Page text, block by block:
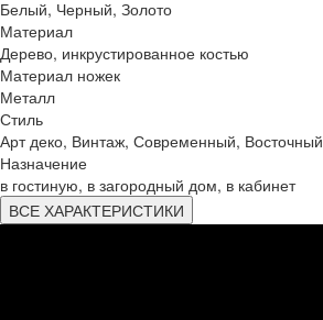
Белый, Черный, Золото
Материал
Дерево, инкрустированное костью
Материал ножек
Металл
Стиль
Арт деко, Винтаж, Современный, Восточный
Назначение
в гостиную, в загородный дом, в кабинет
ВСЕ ХАРАКТЕРИСТИКИ